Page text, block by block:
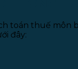
toán thuế môn
đây: